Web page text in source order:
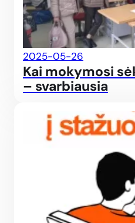
2025-05-26
Kai mokymosi
– svarbiausia